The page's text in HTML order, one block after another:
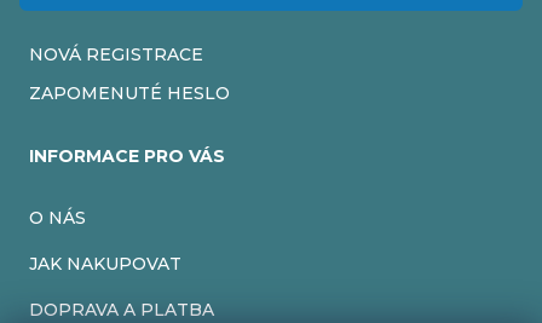
NOVÁ REGISTRACE
ZAPOMENUTÉ HESLO
INFORMACE PRO VÁS
O NÁS
JAK NAKUPOVAT
DOPRAVA A PLATBA